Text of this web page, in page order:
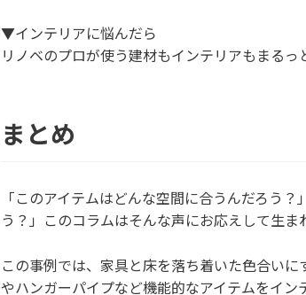
▼インテリアに悩んだら
リノベのプロが使う建材もインテリアもまるっ
まとめ
「このアイテムはどんな空間に合うんだろう
う？」このコラムはそんな声にお応えして生ま
この事例では、家具と床を落ち着いた色合い
やハンガーパイプなど機能的なアイテムをイ